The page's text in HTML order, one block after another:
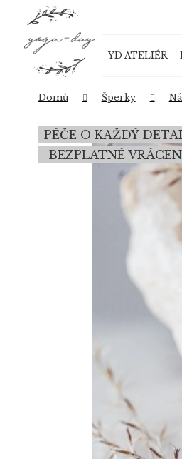
YD ATELIÉR
Domů Šperky
PÉČE O KAŽDÝ
BEZPLATNÉ
Zpět
do
obchodu
Zpět
do
obchodu